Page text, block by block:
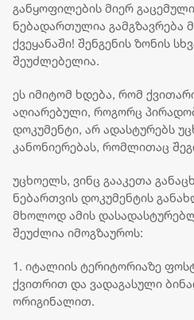
განყოფილების მიერ
ნებადართულია
ქვეყანაში! შენგენის ზონის
შეუძლებელია.
ეს იმიტომ ხდება, რომ
აღიარებული, როგორც
დოკუმენტი, არ ადასტურებს
კანონიერებას, რომლითაც
უცხოელს, ვინც გააკეთა
ნებართვის დოკუმენტის
მხოლოდ ამის
შეუძლია იმოგზაუროს:
1. იტალიის ტერიტორიაზე
ქვითრით და ვადაგასული
ორიგინალით.